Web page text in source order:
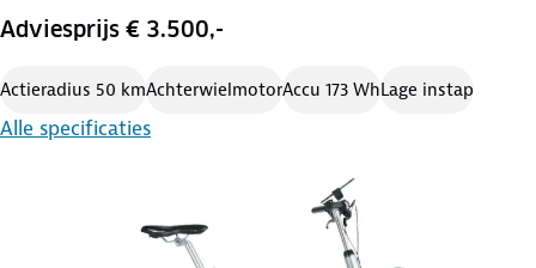
Adviesprijs € 3.500,-
Actieradius 50 kmAchterwielmotorAccu 173 WhLage instap
Alle specificaties